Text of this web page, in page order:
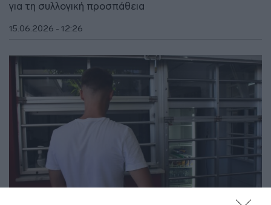
για τη συλλογική προσπάθεια
15.06.2026 - 12:26